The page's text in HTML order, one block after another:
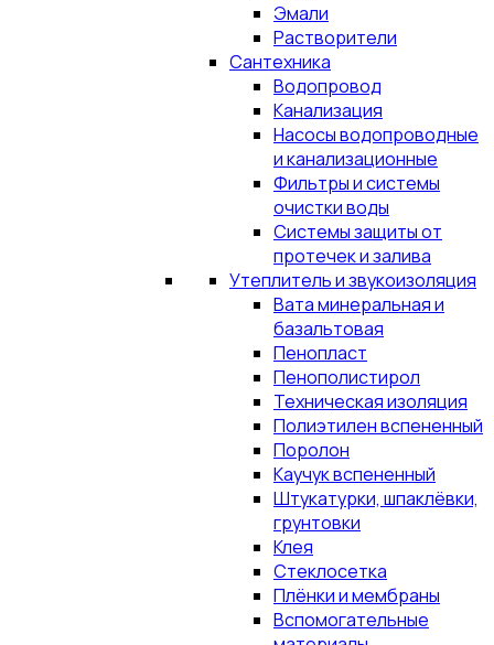
Эмали
Растворители
Сантехника
Водопровод
Канализация
Насосы водопроводные
и канализационные
Фильтры и системы
очистки воды
Системы защиты от
протечек и залива
Утеплитель и звукоизоляция
Вата минеральная и
базальтовая
Пенопласт
Пенополистирол
Техническая изоляция
Полиэтилен вспененный
Поролон
Каучук вспененный
Штукатурки, шпаклёвки,
грунтовки
Клея
Стеклосетка
Плёнки и мембраны
Вспомогательные